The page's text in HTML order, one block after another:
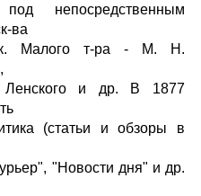
непосредственным
ва
Малого т-ра - М. Н.
и др. В 1877
(статьи и обзоры в
"Новости дня" и др.